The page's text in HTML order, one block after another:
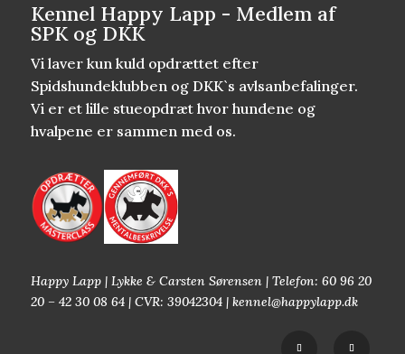
Kennel Happy Lapp - Medlem af
SPK og DKK
Vi laver kun kuld opdrættet efter
Spidshundeklubben og DKK`s avlsanbefalinger.
Vi er et lille stueopdræt hvor hundene og
hvalpene er sammen med os.
Happy Lapp | Lykke & Carsten Sørensen | Telefon: 60 96 20
20 – 42 30 08 64 | CVR: 39042304 | kennel@happylapp.dk